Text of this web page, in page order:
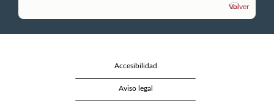
Volver
Accesibilidad
Aviso legal